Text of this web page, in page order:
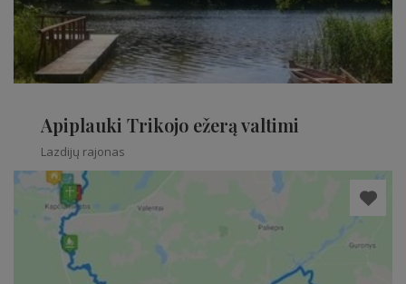
Apiplauki Trikojo ežerą valtimi
Lazdijų rajonas